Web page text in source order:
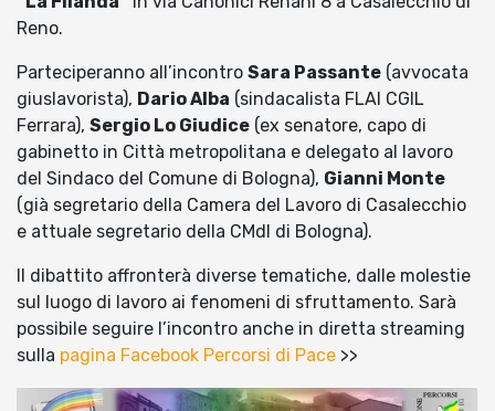
Reno.
Parteciperanno all’incontro Sara Passante (avvocata
giuslavorista), Dario Alba (sindacalista FLAI CGIL
Ferrara), Sergio Lo Giudice (ex senatore, capo di
gabinetto in Città metropolitana e delegato al lavoro
del Sindaco del Comune di Bologna), Gianni Monte
(già segretario della Camera del Lavoro di Casalecchio
e attuale segretario della CMdl di Bologna).
Il dibattito affronterà diverse tematiche, dalle molestie
sul luogo di lavoro ai fenomeni di sfruttamento. Sarà
possibile seguire l’incontro anche in diretta streaming
sulla pagina Facebook Percorsi di Pace >>